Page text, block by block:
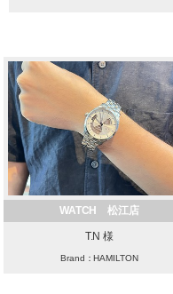
WATCH 松江店
T.N 様
Brand：HAMILTON